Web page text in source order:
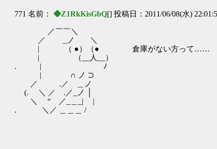
771 名前： ◆Z1RkKisGbQ[] 投稿日：2011/06/08(水)
／￣￣＼
／ _ノ ＼
| （ ●）（● 倉庫がない方って……
| （__人__）
. | ﾉ
| ∩ ノ ⊃
／ .／ ＿ノ
(. ＼ ／ .／_ノ │
＼ “ ／_＿_| |
. ＼／ ＿＿＿ /